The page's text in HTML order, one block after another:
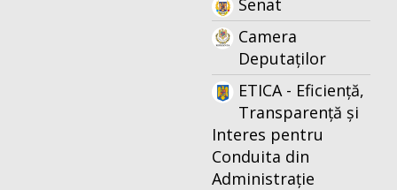
Senat
Camera
Deputaților
ETICA - Eficiență,
Transparență și
Interes pentru
Conduita din
Administrație